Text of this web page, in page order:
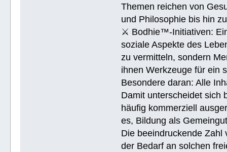
Themen reichen von
und Philosophie bis hin
⚔ Bodhie™-Initiativen:
soziale Aspekte des
zu vermitteln, sondern
ihnen Werkzeuge für ein
Besondere daran: Alle
Damit unterscheidet sich
häufig kommerziell
es, Bildung als
Die beeindruckende Zahl
der Bedarf an solchen